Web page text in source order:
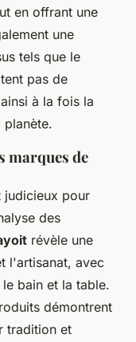
en offrant une
une
tels que le
pas de
à la fois la
planète.
marques de
judicieux pour
des
révèle une
l'artisanat, avec
bain et la table.
démontrent
tradition et